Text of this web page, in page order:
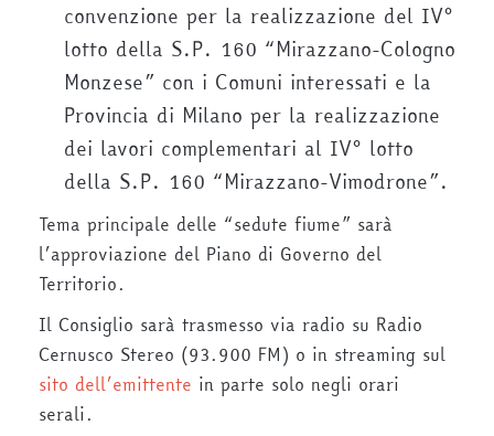
convenzione per la realizzazione del IV°
lotto della S.P. 160 “Mirazzano-Cologno
Monzese” con i Comuni interessati e la
Provincia di Milano per la realizzazione
dei lavori complementari al IV° lotto
della S.P. 160 “Mirazzano-Vimodrone”.
Tema principale delle “sedute fiume” sarà
l’approviazione del Piano di Governo del
Territorio.
Il Consiglio sarà trasmesso via radio su Radio
Cernusco Stereo (93.900 FM) o in streaming sul
sito dell’emittente in parte solo negli orari
serali.